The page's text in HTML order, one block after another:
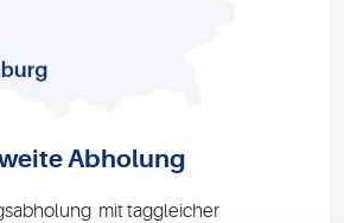
Abholung
mit taggleicher